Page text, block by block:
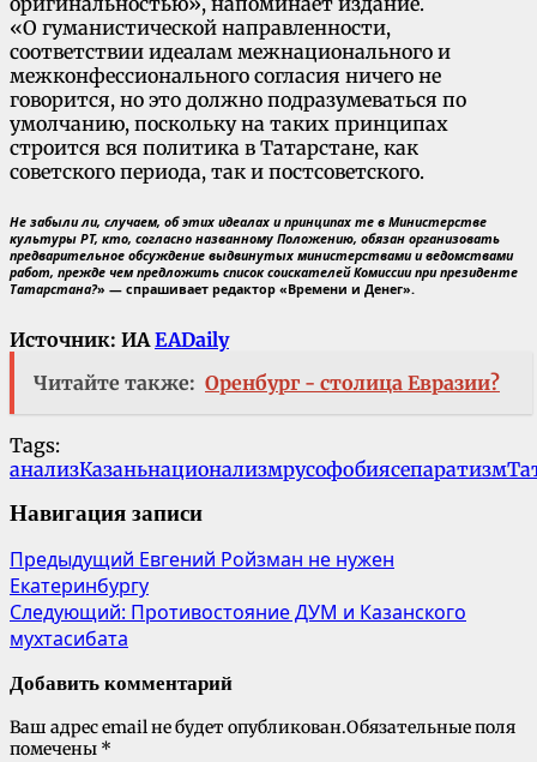
«О гуманистической направленности,
соответствии идеалам межнационального и
межконфессионального согласия ничего не
говорится, но это должно подразумеваться по
умолчанию, поскольку на таких принципах
строится вся политика в Татарстане, как
советского периода, так и постсоветского.
Не забыли ли, случаем, об этих идеалах и принципах те в Министерстве
культуры РТ, кто, согласно названному Положению, обязан организовать
предварительное обсуждение выдвинутых министерствами и ведомствами
работ, прежде чем предложить список соискателей Комиссии при президенте
Татарстана?» — спрашивает редактор «Времени и Денег».
Источник: ИАEADaily
Читайте также: Оренбург - столица Евразии?
Tags:
анализКазаньнационализмрусофобиясепаратизм
Навигация записи
Предыдущий Евгений Ройзман не нужен
Екатеринбургу
Следующий: Противостояние ДУМ и Казанского
мухтасибата
Добавить комментарий
Ваш адрес email не будет опубликован.Обязательные поля
помечены *